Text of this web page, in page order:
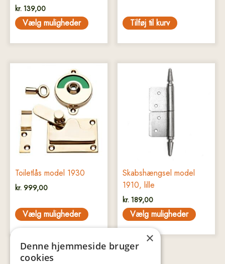
kr. 139,00
Vælg muligheder Tilføj til kurv
Toiletlås model 1930
kr. 999,00
Vælg muligheder
varianter.
Mulighederne
kan
vælges
varesiden
Skabshængsel model
1910, lille
kr. 189,00
Vælg muligheder
varianter.
Mulighederne
varesiden
×
Denne hjemmeside bruger
cookies